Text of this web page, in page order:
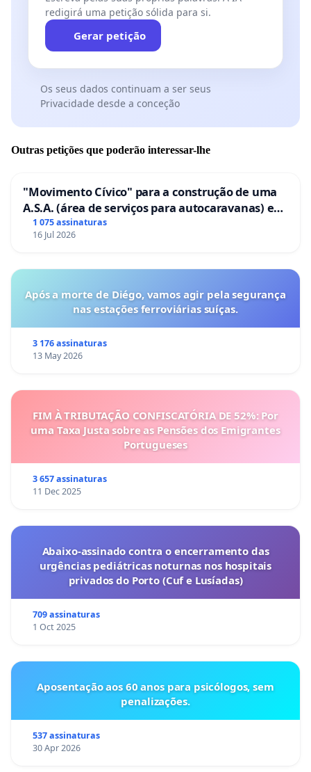
redigirá uma petição sólida para si.
Gerar petição
Os seus dados continuam a ser seus
Privacidade desde a conceção
Outras petições que poderão interessar-lhe
"Movimento Cívico" para a construção de uma
A.S.A. (área de serviços para autocaravanas) em
Coimbra
1 075 assinaturas
16 Jul 2026
Após a morte de Diégo, vamos agir pela segurança
nas estações ferroviárias suíças.
3 176 assinaturas
13 May 2026
FIM À TRIBUTAÇÃO CONFISCATÓRIA DE 52%: Por
uma Taxa Justa sobre as Pensões dos Emigrantes
Portugueses
3 657 assinaturas
11 Dec 2025
Abaixo-assinado contra o encerramento das
urgências pediátricas noturnas nos hospitais
privados do Porto (Cuf e Lusíadas)
709 assinaturas
1 Oct 2025
Aposentação aos 60 anos para psicólogos, sem
penalizações.
537 assinaturas
30 Apr 2026